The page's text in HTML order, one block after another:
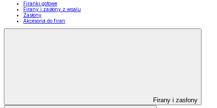
Firanki gotowe
Firany i zasłony z woalu
Zasłony
Akcesoria do firan
Firany i zasłony